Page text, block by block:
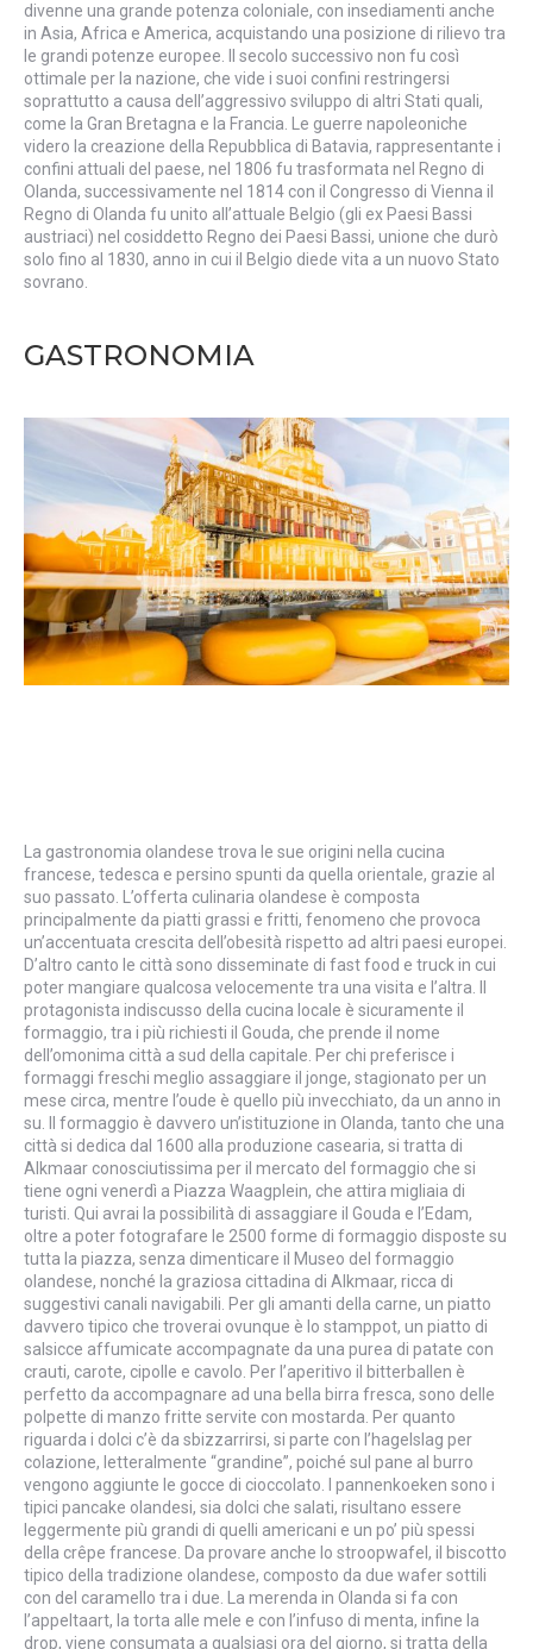
divenne una grande potenza coloniale, con insediamenti anche
in Asia, Africa e America, acquistando una posizione di rilievo tra
le grandi potenze europee. Il secolo successivo non fu così
ottimale per la nazione, che vide i suoi confini restringersi
soprattutto a causa dell’aggressivo sviluppo di altri Stati quali,
come la Gran Bretagna e la Francia. Le guerre napoleoniche
videro la creazione della Repubblica di Batavia, rappresentante i
confini attuali del paese, nel 1806 fu trasformata nel Regno di
Olanda, successivamente nel 1814 con il Congresso di Vienna il
Regno di Olanda fu unito all’attuale Belgio (gli ex Paesi Bassi
austriaci) nel cosiddetto Regno dei Paesi Bassi, unione che durò
solo fino al 1830, anno in cui il Belgio diede vita a un nuovo Stato
sovrano.
GASTRONOMIA
La gastronomia olandese trova le sue origini nella cucina
francese, tedesca e persino spunti da quella orientale, grazie al
suo passato. L’offerta culinaria olandese è composta
principalmente da piatti grassi e fritti, fenomeno che provoca
un’accentuata crescita dell’obesità rispetto ad altri paesi europei.
D’altro canto le città sono disseminate di fast food e truck in cui
poter mangiare qualcosa velocemente tra una visita e l’altra. Il
protagonista indiscusso della cucina locale è sicuramente il
formaggio, tra i più richiesti il Gouda, che prende il nome
dell’omonima città a sud della capitale. Per chi preferisce i
formaggi freschi meglio assaggiare il jonge, stagionato per un
mese circa, mentre l’oude è quello più invecchiato, da un anno in
su. Il formaggio è davvero un’istituzione in Olanda, tanto che una
città si dedica dal 1600 alla produzione casearia, si tratta di
Alkmaar conosciutissima per il mercato del formaggio che si
tiene ogni venerdì a Piazza Waagplein, che attira migliaia di
turisti. Qui avrai la possibilità di assaggiare il Gouda e l’Edam,
oltre a poter fotografare le 2500 forme di formaggio disposte su
tutta la piazza, senza dimenticare il Museo del formaggio
olandese, nonché la graziosa cittadina di Alkmaar, ricca di
suggestivi canali navigabili. Per gli amanti della carne, un piatto
davvero tipico che troverai ovunque è lo stamppot, un piatto di
salsicce affumicate accompagnate da una purea di patate con
crauti, carote, cipolle e cavolo. Per l’aperitivo il bitterballen è
perfetto da accompagnare ad una bella birra fresca, sono delle
polpette di manzo fritte servite con mostarda. Per quanto
riguarda i dolci c’è da sbizzarrirsi, si parte con l’hagelslag per
colazione, letteralmente “grandine”, poiché sul pane al burro
vengono aggiunte le gocce di cioccolato. I pannenkoeken sono i
tipici pancake olandesi, sia dolci che salati, risultano essere
leggermente più grandi di quelli americani e un po’ più spessi
della crêpe francese. Da provare anche lo stroopwafel, il biscotto
tipico della tradizione olandese, composto da due wafer sottili
con del caramello tra i due. La merenda in Olanda si fa con
l’appeltaart, la torta alle mele e con l’infuso di menta, infine la
drop, viene consumata a qualsiasi ora del giorno, si tratta della